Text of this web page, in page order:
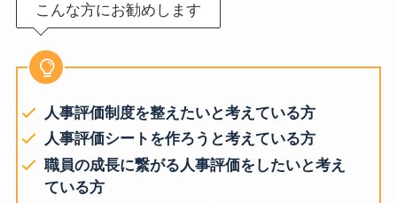
こんな方にお勧めします
人事評価制度を整えたいと考えている方
人事評価シートを作ろうと考えている方
職員の成長に繋がる人事評価をしたいと考え
ている方